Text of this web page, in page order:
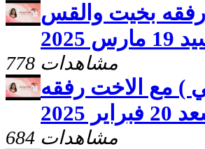
رفقه بخيت والقس
778 مشاهدات
) مع الاخت رفقه
684 مشاهدات